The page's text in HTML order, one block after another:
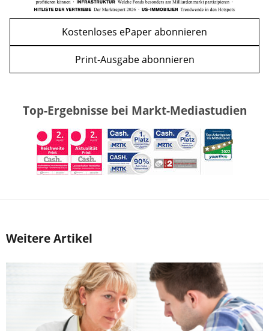
Kostenloses ePaper abonnieren
Print-Ausgabe abonnieren
Top-Ergebnisse bei Markt-Mediastudien
Weitere Artikel